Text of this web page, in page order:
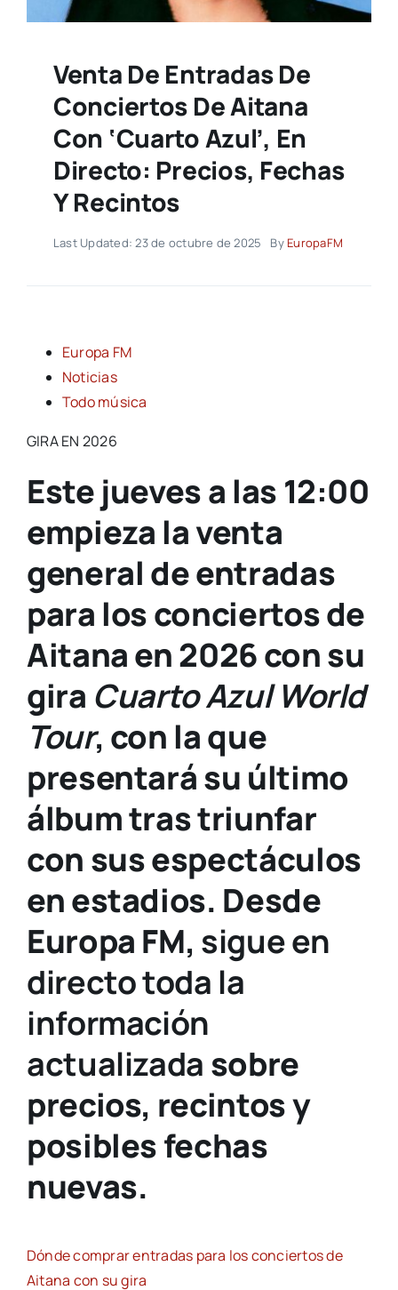
Venta De Entradas De
Conciertos De Aitana
Con ‘Cuarto Azul’, En
Directo: Precios, Fechas
Y Recintos
Last Updated: 23 de octubre de 2025 By EuropaFM
Europa FM
Noticias
Todo música
GIRA EN 2026
Este jueves a las 12:00
empieza la venta
general de entradas
para los conciertos de
Aitana en 2026 con su
gira Cuarto Azul World
Tour, con la que
presentará su último
álbum tras triunfar
con sus espectáculos
en estadios. Desde
Europa FM, sigue en
directo toda la
información
actualizada sobre
precios, recintos y
posibles fechas
nuevas.
Dónde comprar entradas para los conciertos de
Aitana con su gira